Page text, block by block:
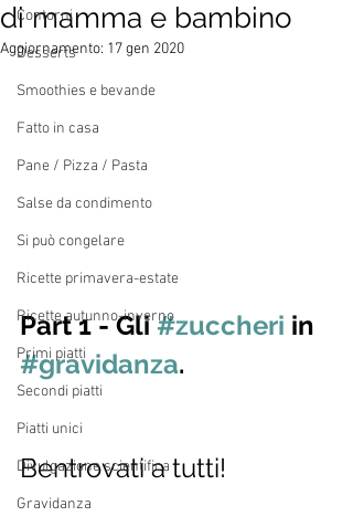
Contorni
Desserts
Smoothies e bevande
Fatto in casa
Pane / Pizza / Pasta
Salse da condimento
Si può congelare
Ricette primavera-estate
Ricette autunno-inverno
Primi piatti
Secondi piatti
Piatti unici
Divulgazione scientifica
Gravidanza
di mamma e bambino
Aggiornamento: 17 gen 2020
Part 1 - Gli #zuccheri in
#gravidanza.
Bentrovati a tutti!